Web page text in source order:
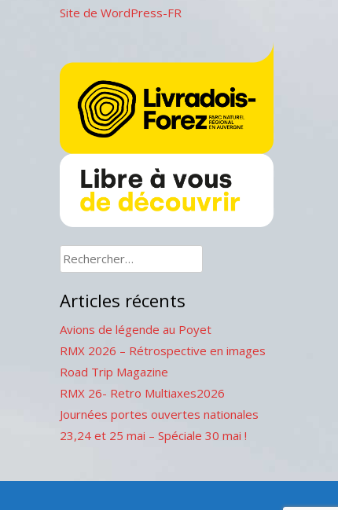
Site de WordPress-FR
Rechercher :
Articles récents
Avions de légende au Poyet
RMX 2026 – Rétrospective en images
Road Trip Magazine
RMX 26- Retro Multiaxes2026
Journées portes ouvertes nationales
23,24 et 25 mai – Spéciale 30 mai !